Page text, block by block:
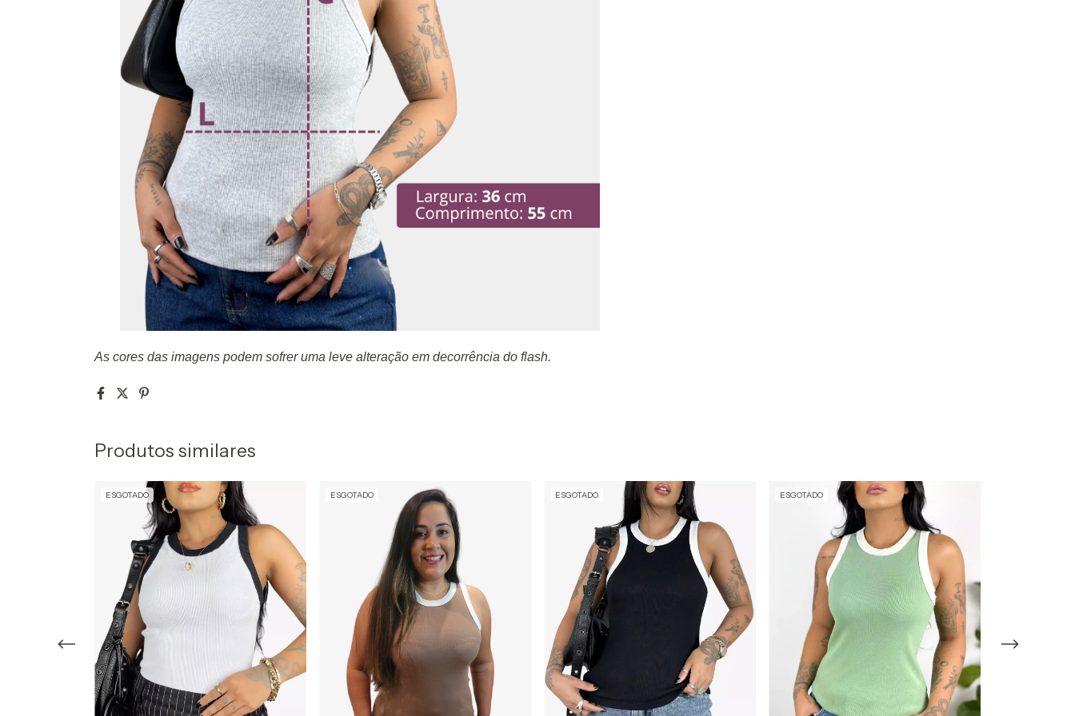
As cores das imagens podem sofrer uma leve alteração em decorrência do flash.
Produtos similares
ESGOTADO ESGOTADO ESGOTADO ESGOTADO